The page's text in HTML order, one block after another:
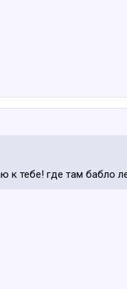
к тебе! где там бабло